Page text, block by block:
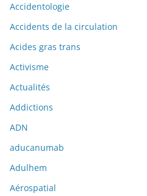
Accidentologie
Accidents de la circulation
Acides gras trans
Activisme
Actualités
Addictions
ADN
aducanumab
Adulhem
Aérospatial